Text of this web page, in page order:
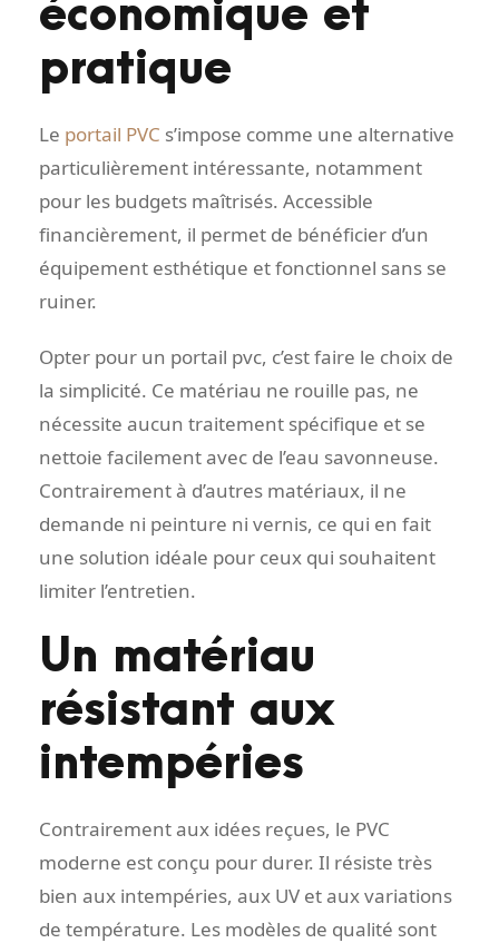
économique et
pratique
Le portail PVC s’impose comme une alternative
particulièrement intéressante, notamment
pour les budgets maîtrisés. Accessible
financièrement, il permet de bénéficier d’un
équipement esthétique et fonctionnel sans se
ruiner.
Opter pour un portail pvc, c’est faire le choix de
la simplicité. Ce matériau ne rouille pas, ne
nécessite aucun traitement spécifique et se
nettoie facilement avec de l’eau savonneuse.
Contrairement à d’autres matériaux, il ne
demande ni peinture ni vernis, ce qui en fait
une solution idéale pour ceux qui souhaitent
limiter l’entretien.
Un matériau
résistant aux
intempéries
Contrairement aux idées reçues, le PVC
moderne est conçu pour durer. Il résiste très
bien aux intempéries, aux UV et aux variations
de température. Les modèles de qualité sont